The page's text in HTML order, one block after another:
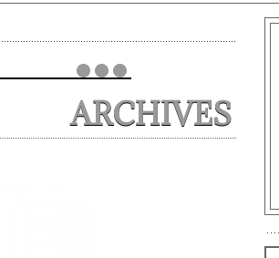
ARCHIVES